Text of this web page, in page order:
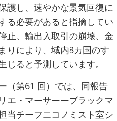
護し、速やかな景気回復に
る必要があると指摘してい
止、輸出入取引の崩壊、金
りにより、域内8カ国のす
じると予測しています。
（第61 回）では、同報告
エ・マーサーーブラックマ
当チーフエコノミスト室シ